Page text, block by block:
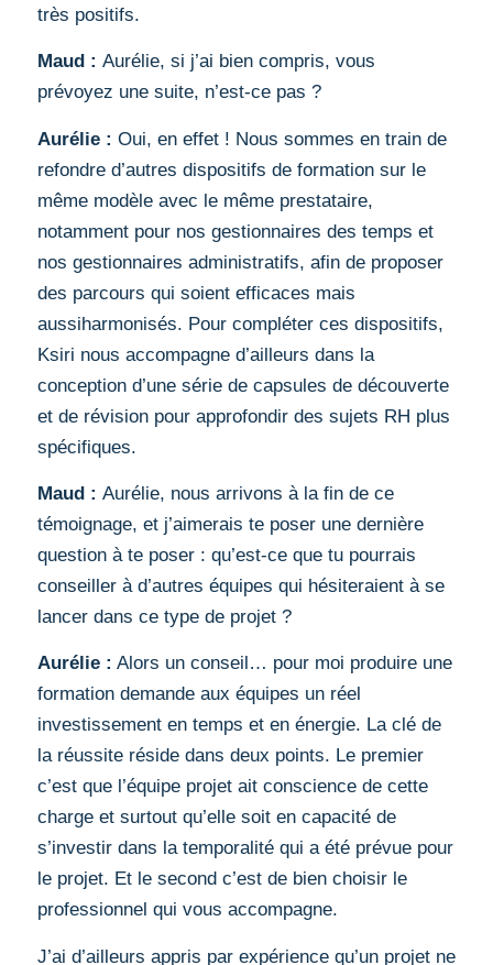
très positifs.
Maud : Aurélie, si j’ai bien compris, vous
prévoyez une suite, n’est-ce pas ?
Aurélie : Oui, en effet ! Nous sommes en train de
refondre d’autres dispositifs de formation sur le
même modèle avec le même prestataire,
notamment pour nos gestionnaires des temps et
nos gestionnaires administratifs, afin de proposer
des parcours qui soient efficaces mais
aussiharmonisés. Pour compléter ces dispositifs,
Ksiri nous accompagne d’ailleurs dans la
conception d’une série de capsules de découverte
et de révision pour approfondir des sujets RH plus
spécifiques.
Maud : Aurélie, nous arrivons à la fin de ce
témoignage, et j’aimerais te poser une dernière
question à te poser : qu’est-ce que tu pourrais
conseiller à d’autres équipes qui hésiteraient à se
lancer dans ce type de projet ?
Aurélie : Alors un conseil… pour moi produire une
formation demande aux équipes un réel
investissement en temps et en énergie. La clé de
la réussite réside dans deux points. Le premier
c’est que l’équipe projet ait conscience de cette
charge et surtout qu’elle soit en capacité de
s’investir dans la temporalité qui a été prévue pour
le projet. Et le second c’est de bien choisir le
professionnel qui vous accompagne.
J’ai d’ailleurs appris par expérience qu’un projet ne